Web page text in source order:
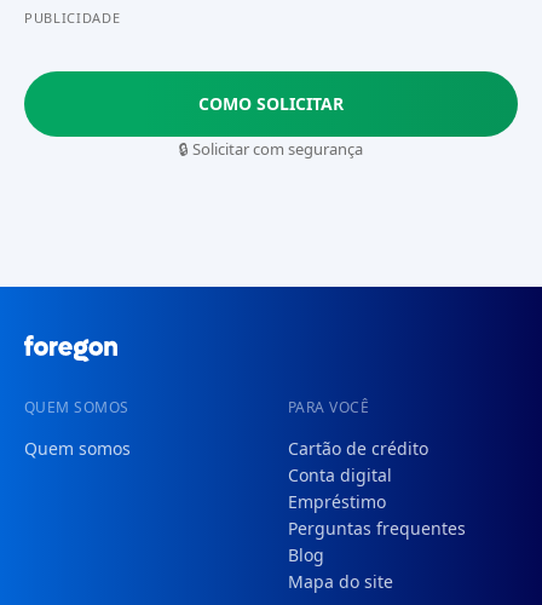
PUBLICIDADE
COMO SOLICITAR
🔒 Solicitar com segurança
QUEM SOMOS
Quem somos
PARA VOCÊ
Cartão de crédito
Conta digital
Empréstimo
Perguntas frequentes
Blog
Mapa do site